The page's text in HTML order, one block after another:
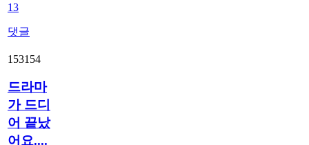
13
댓글
153154
드라마
가 드디
어 끝났
어요....